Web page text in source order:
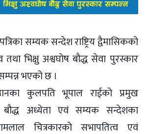
सम्यक सन्देश राष्ट्रिय द्वैमासिकको
तथा भिक्षु अश्वघोष बौद्ध सेवा पुरस्कार
भएको छ ।
कुलपति भूपाल राईको प्रमुख
बौद्ध अध्येता एवं सम्यक सन्देशका
चित्रकारको सभापतित्व एवं